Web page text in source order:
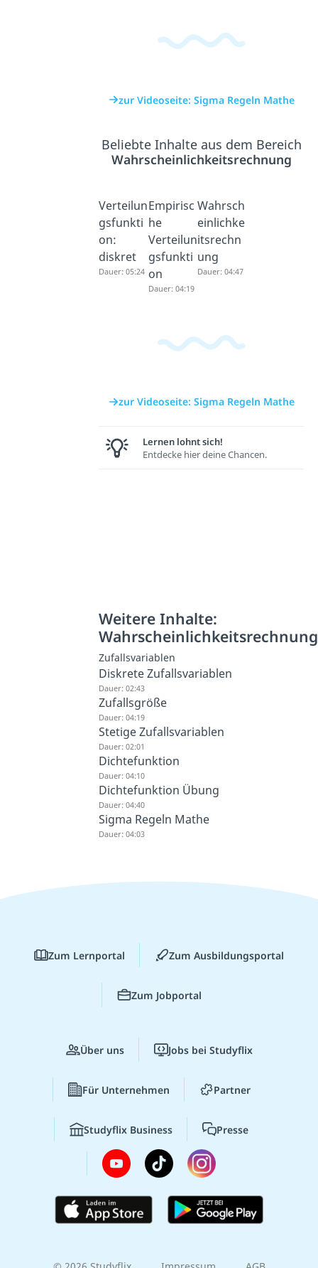
zur Videoseite: Sigma Regeln Mathe
Beliebte Inhalte aus dem Bereich
Wahrscheinlichkeitsrechnung
Verteilun
gsfunkti
on:
diskret
Dauer: 05:24
Empirisc
he
Verteilun
gsfunkti
on
Dauer: 04:19
Wahrsch
einlichke
itsrechn
ung
Dauer: 04:47
zur Videoseite: Sigma Regeln Mathe
Lernen lohnt sich!
Entdecke hier deine Chancen.
Weitere Inhalte:
Wahrscheinlichkeitsrechnung
Zufallsvariablen
Diskrete Zufallsvariablen
Dauer: 02:43
Zufallsgröße
Dauer: 04:19
Stetige Zufallsvariablen
Dauer: 02:01
Dichtefunktion
Dauer: 04:10
Dichtefunktion Übung
Dauer: 04:40
Sigma Regeln Mathe
Dauer: 04:03
Zum Lernportal Zum Ausbildungsportal
Zum Jobportal
Über uns Jobs bei Studyflix
Für Unternehmen Partner
Studyflix Business Presse